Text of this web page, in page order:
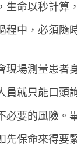
生命以秒計算
程中，必須隨
現場測量患者
員就只能口頭
必要的風險。
先保命來得要